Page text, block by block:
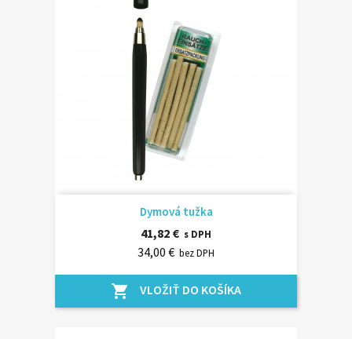
Dymová tužka
41,82 € s DPH
34,00 € bez DPH
shopping_cart VLOŽIŤ DO KOŠÍKA